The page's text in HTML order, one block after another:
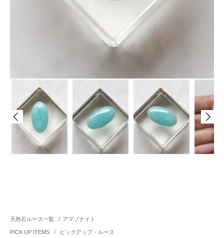
天然石ルース一覧 / アマゾナイト
PICK UP ITEMS / ピックアップ・ルース